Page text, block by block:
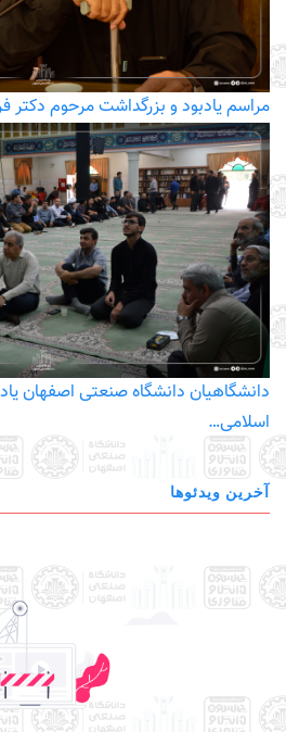
مراسم یادبود و بزرگداشت مرحوم دکتر
دانشگاهیان دانشگاه صنعتی اصفهان
اسلامی…
آخرین ویدئوها